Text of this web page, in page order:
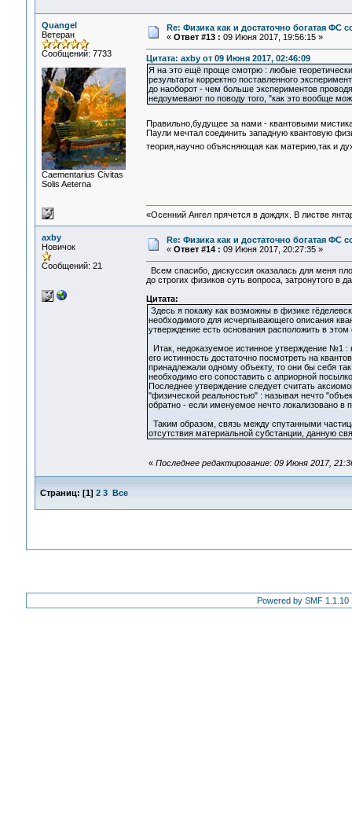
Quangel
Ветеран
Сообщений: 7733
Сaementarius Civitas
Solis Aeterna
Re: Физика как и достаточно богатая ФС
« Ответ #13 : 09 Июня 2017, 19:56:15 »
Цитата: axby от 09 Июня 2017, 02:46:09
Я на это ещё проще смотрю : любые
результаты корректно поставленного
до наоборот - чем больше экспериментов
недоумевают по поводу того, "как это вообще
Правильно,будущее за нами - квантовыми
Паули мечтал соединить западную квантовую
теория,научно объясняющая как материю,так и
«Осенний Ангел прячется в дождях. В листве
axby
Новичок
Сообщений: 21
Re: Физика как и достаточно богатая ФС
« Ответ #14 : 09 Июня 2017, 20:27:35 »
Всем спасибо, дискуссия оказалась для меня
до строгих физиков суть вопроса, затронутого
Цитата:
Здесь я покажу как возможны в физике
необходимого для исчерпывающего описания
утверждение есть основания расположить в
Итак, недоказуемое истинное утверждение №1 :
его истинность достаточно посмотреть на
принадлежали одному объекту, то они бы себя
необходимо его сопоставить с априорной
Последнее утверждение следует считать
"физической реальностью" : называя нечто
обратно - если именуемое нечто локализовано в
Таким образом, связь между спутанными
отсутствия материальной субстанции, данную
« Последнее редактирование: 09 Июня 2017,
Страниц: [1] 2 3 Все
Powered by SMF 1.1.10